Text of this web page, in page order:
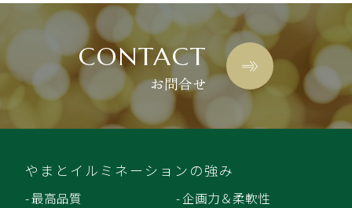
CONTACT
お問合せ
やまとイルミネーションの強み
- 最高品質
- 企画力＆柔軟性